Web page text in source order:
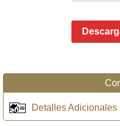
Detalles Adicionales